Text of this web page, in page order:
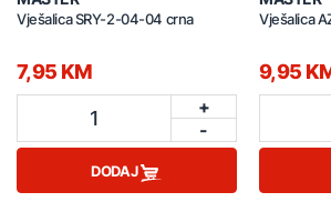
Vješalica SRY-2-04-04 crna
7,95 KM
1
+
-
DODAJ
Vješalica
9,95